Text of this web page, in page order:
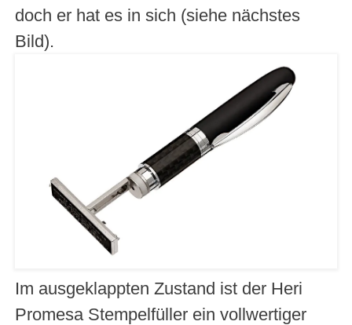
doch er hat es in sich (siehe nächstes
Bild).
Im ausgeklappten Zustand ist der Heri
Promesa Stempelfüller ein vollwertiger